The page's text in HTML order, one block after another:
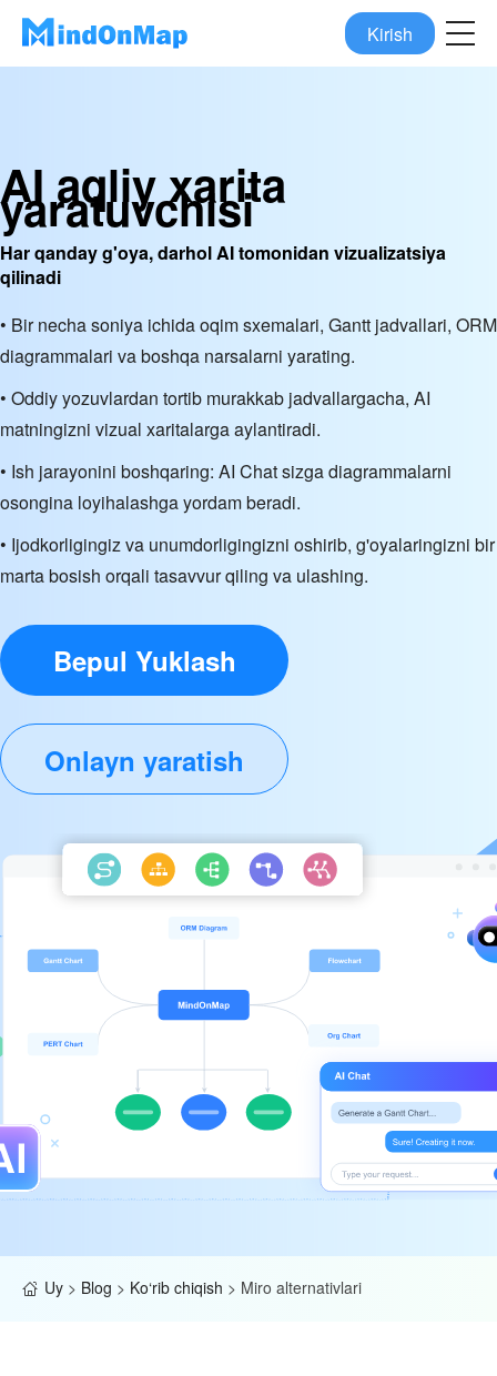
Kirish
AI aqliy xarita
yaratuvchisi
Har qanday g'oya, darhol AI tomonidan vizualizatsiya
qilinadi
• Bir necha soniya ichida oqim sxemalari, Gantt jadvallari, ORM
diagrammalari va boshqa narsalarni yarating.
• Oddiy yozuvlardan tortib murakkab jadvallargacha, AI
matningizni vizual xaritalarga aylantiradi.
• Ish jarayonini boshqaring: AI Chat sizga diagrammalarni
osongina loyihalashga yordam beradi.
• Ijodkorligingiz va unumdorligingizni oshirib, g'oyalaringizni bir
marta bosish orqali tasavvur qiling va ulashing.
Bepul Yuklash
Onlayn yaratish
Uy > Blog > Ko‘rib chiqish > Miro alternativlari